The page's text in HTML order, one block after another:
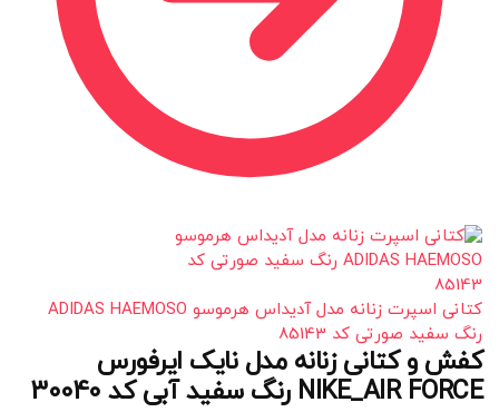
کتانی اسپرت زنانه مدل آدیداس هرموسو ADIDAS HAEMOSO
رنگ سفید صورتی کد 85143
کفش و کتانی زنانه مدل نایک ایرفورس
NIKE_AIR FORCE رنگ سفید آبی کد 30040